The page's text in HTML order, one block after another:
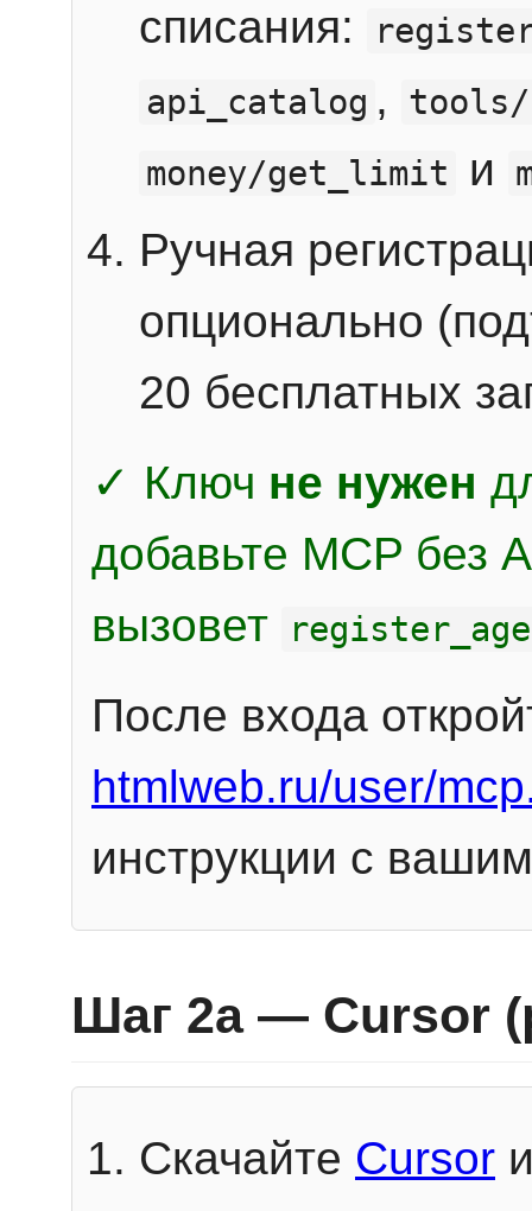
списания:
api_catalog ,
money/get_limit
и
Ручная
опционально
20 бесплатных
✓ Ключ не нужен
добавьте MCP без
вызовет
После входа
htmlweb.ru/user/
инструкции с
Шаг 2a — Cursor
Скачайте Cursor